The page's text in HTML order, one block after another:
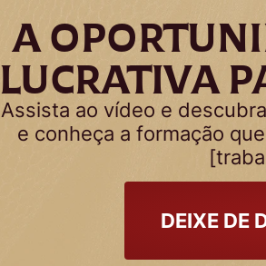
A
LUCRATIVA
Assista ao vídeo e
e conheça a formação
DEIXE DE